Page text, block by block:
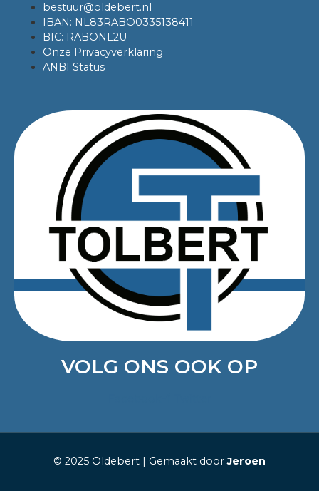
bestuur@oldebert.nl
IBAN: NL83RABO0335138411
BIC: RABONL2U
Onze Privacyverklaring
ANBI Status
VOLG ONS OOK OP
© 2025 Oldebert | Gemaakt doorJeroen